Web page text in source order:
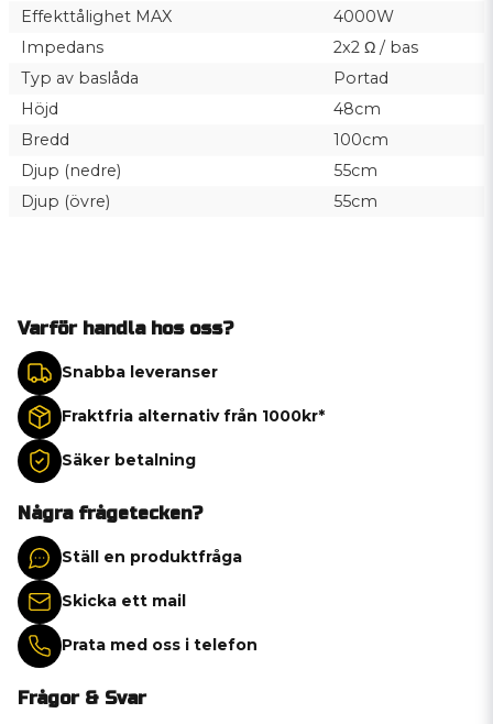
Effekttålighet MAX
4000W
Impedans
2x2 Ω / bas
Typ av baslåda
Portad
Höjd
48cm
Bredd
100cm
Djup (nedre)
55cm
Djup (övre)
55cm
Varför handla hos oss?
Snabba leveranser
Fraktfria alternativ från 1000kr*
Säker betalning
Några frågetecken?
Ställ en produktfråga
Skicka ett mail
Prata med oss i telefon
Frågor & Svar